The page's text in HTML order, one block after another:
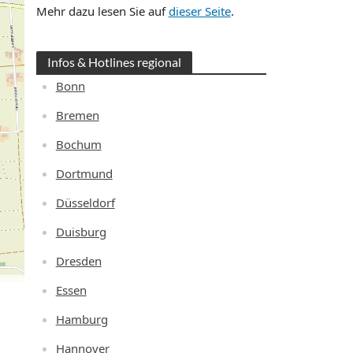
Mehr dazu lesen Sie aufdieser Seite.
Infos & Hotlines regional
Bonn
Bremen
Bochum
Dortmund
Düsseldorf
Duisburg
Dresden
Essen
Hamburg
Hannover